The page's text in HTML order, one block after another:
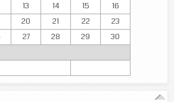
13 14 15
16
20 21 22
23
27 28 29
30